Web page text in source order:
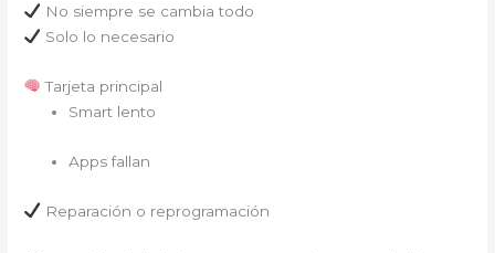
No siempre se cambia todo
Solo lo necesario
Tarjeta principal
Smart lento
Apps fallan
Reparación o reprogramación